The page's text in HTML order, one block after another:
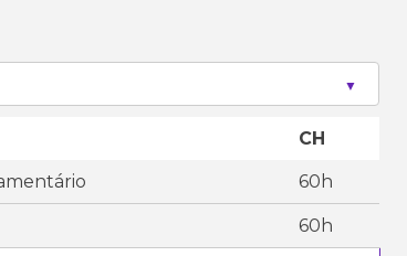
CH
60h
60h